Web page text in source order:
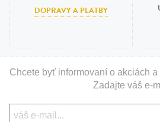
DOPRAVY A PLATBY
Chcete byť informovaní o akciách
Zadajte váš e-